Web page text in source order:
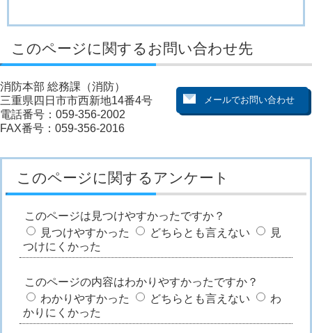
このページに関するお問い合わせ先
消防本部 総務課（消防）
三重県四日市市西新地14番4号
電話番号：059-356-2002
FAX番号：059-356-2016
このページに関するアンケート
このページは見つけやすかったですか？
見つけやすかった
どちらとも言えない
見
つけにくかった
このページの内容はわかりやすかったですか？
わかりやすかった
どちらとも言えない
わ
かりにくかった